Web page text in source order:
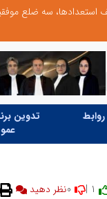
تدوین
نظر دهید